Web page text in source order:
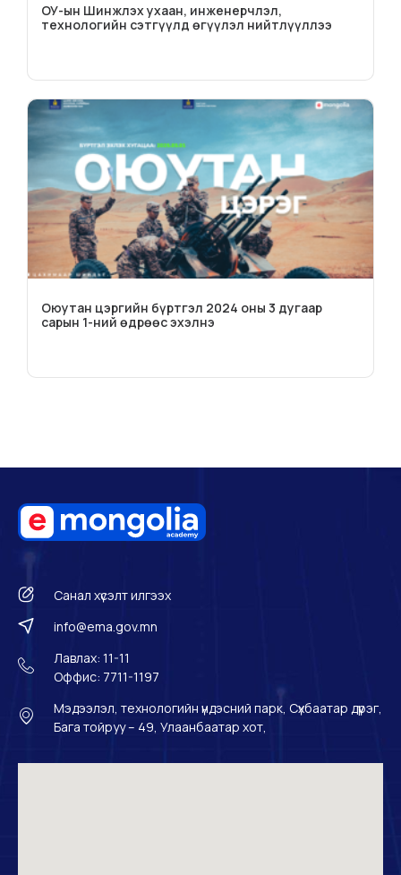
ОУ-ын Шинжлэх ухаан, инженерчлэл,
технологийн сэтгүүлд өгүүлэл нийтлүүллээ
Оюутан цэргийн бүртгэл 2024 оны 3 дугаар
сарын 1-ний өдрөөс эхэлнэ
Санал хүсэлт илгээх
info@ema.gov.mn
Лавлах: 11-11
Оффис: 7711-1197
Мэдээлэл, технологийн үндэсний парк, Сүхбаатар дүүрэг,
Бага тойруу – 49, Улаанбаатар хот,